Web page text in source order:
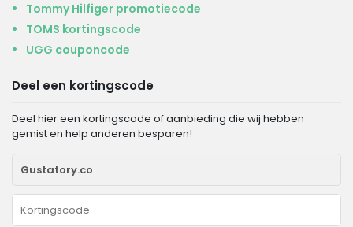
Tommy Hilfiger promotiecode
TOMS kortingscode
UGG couponcode
Deel een kortingscode
Deel hier een kortingscode of aanbieding die wij hebben
gemist en help anderen besparen!